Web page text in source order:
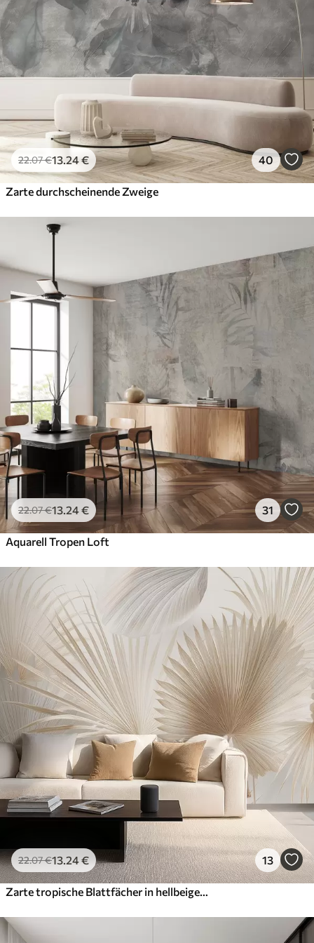
.67 34.00€ /m²
Premium-Vinyl
65.00 .00 €/m²
Peel and Stick
81 .6749.00€/m²
22.07€13 .24€ 40
Zarte durchscheinende Zweige
22.07€13 .24€ 31
Aquarell Tropen Loft
22.07€13 .24€ 13